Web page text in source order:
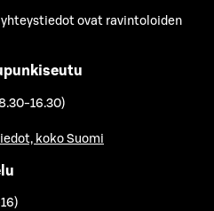
ovat ravintoloiden
16.30)
koko Suomi